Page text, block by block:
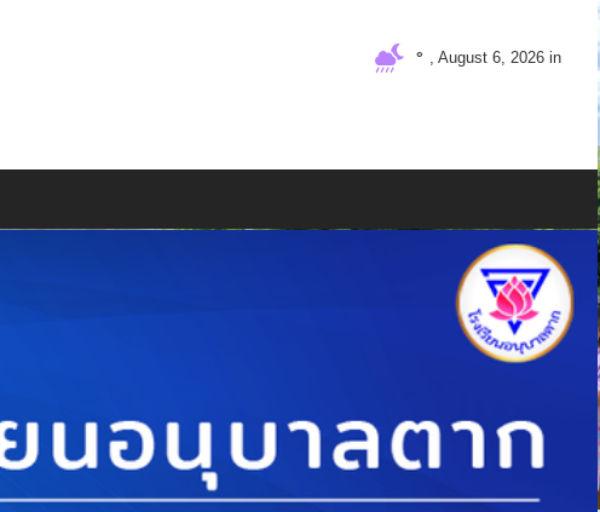
° , August 6, 2026 in